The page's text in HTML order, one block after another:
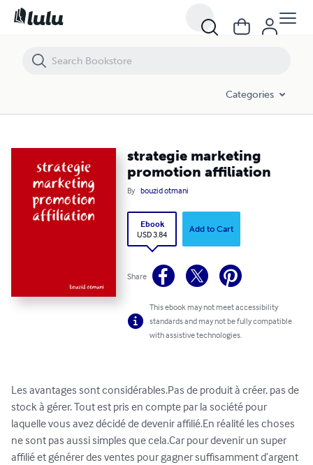
Categories
strategie marketing
promotion affiliation
By bouzid otmani
Ebook
USD 3.84
Add to Cart
Share
This ebook may not meet accessibility
standards and may not be fully compatible
with assistive technologies.
Les avantages sont considérables.Pas de produit à créer, pas de
stock à gérer. Tout est pris en compte par la société pour
laquelle vous avez décidé de devenir affilié.En réalité les choses
ne sont pas aussi simples que cela.Car pour devenir un super
affilié et générer des ventes pour gagner suffisamment d’argent
strategie marketing promotion affiliation